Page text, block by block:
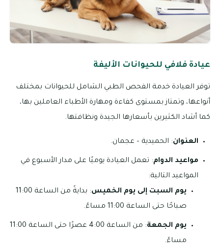
عيادة فلافي للحيوانات الأليفة
توفر العيادة خدمة الفحص الطبي الشامل للحيوانات بمختلف
أنواعها، وتمتاز بمستوى كفاءة ومهارة الأطباء العاملين بها،
كما أشاد الكثيرين بأسعارها الجيدة ونظافتها.
العنوان: الحميدية – عجمان.
مواعيد الدوام: تعمل العيادة يوميًا على مدار الأسبوع في
المواعيد التالية:
يوم السبت إلى يوم الخميس
: بدايةً من الساعة 11:00
صباحًا حتى الساعة 11:00 مساءً.
يوم الجمعة
: من الساعة 4:00 عصرًا حتى الساعة 11:00
مساءً.